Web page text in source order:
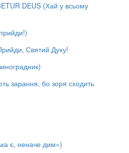
DEUS (Хай у всьому
Святий Духу!
зарання, бо зоря сходить
є, неначе дим»)